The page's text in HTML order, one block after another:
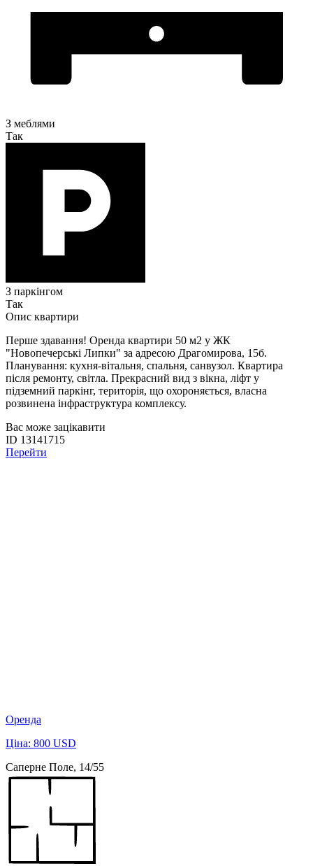
З меблями
Так
З паркінгом
Так
Опис квартири
Перше здавання! Оренда квартири 50 м2 у ЖК
"Новопечерські Липки" за адресою Драгомирова, 15б.
Планування: кухня-вітальня, спальня, санвузол. Квартира
після ремонту, світла. Прекрасний вид з вікна, ліфт у
підземний паркінг, територія, що охороняється, власна
розвинена інфраструктура комплексу.
Вас може зацікавити
ID 13141715
Перейти
Оренда
Ціна: 800 USD
Саперне Поле, 14/55